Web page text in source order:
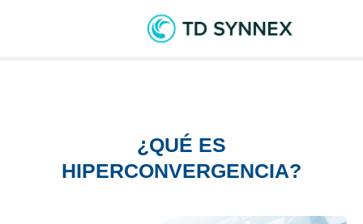
¿QUÉ ES
HIPERCONVERGENCIA?